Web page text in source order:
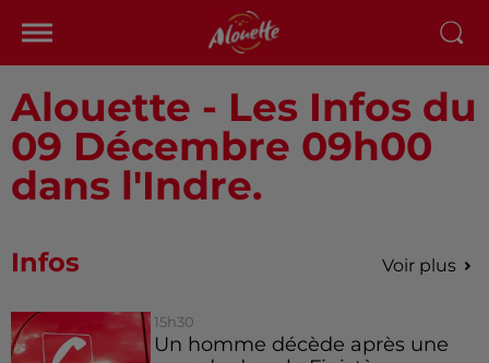
Alouette - Les Infos du
09 Décembre 09h00
dans l'Indre.
Infos Voir plus
15h30
Un homme décède après une